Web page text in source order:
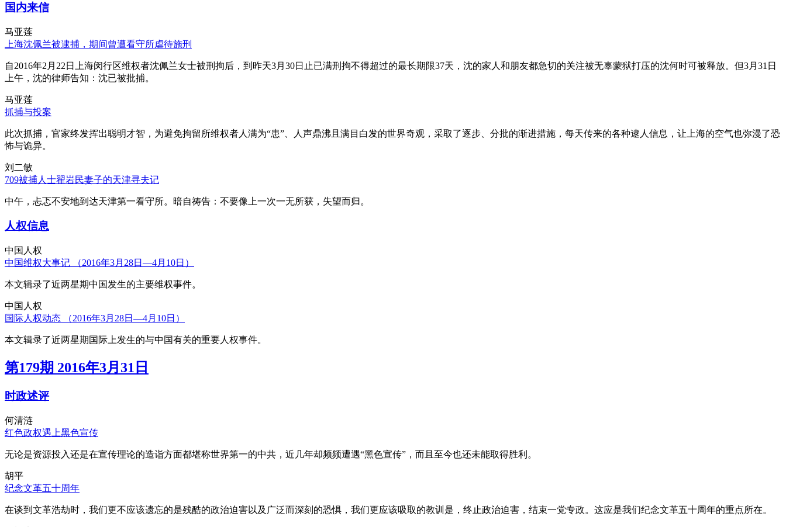
国内来信
马亚莲
上海沈佩兰被逮捕，期间曾遭看守所虐待施刑
自2016年2月22日上海闵行区维权者沈佩兰女士被刑拘后，到昨天3月30日止已满刑拘不得超过的最长期限37天，沈的家人和朋友都急切的关注被无辜蒙狱打压的沈何时可被释放。但3月31日
上午，沈的律师告知：沈已被批捕。
马亚莲
抓捕与投案
此次抓捕，官家终发挥出聪明才智，为避免拘留所维权者人满为“患”、人声鼎沸且满目白发的世界奇观，采取了逐步、分批的渐进措施，每天传来的各种逮人信息，让上海的空气也弥漫了恐
怖与诡异。
刘二敏
709被捕人士翟岩民妻子的天津寻夫记
中午，忐忑不安地到达天津第一看守所。暗自祷告：不要像上一次一无所获，失望而归。
人权信息
中国人权
中国维权大事记 （2016年3月28日—4月10日）
本文辑录了近两星期中国发生的主要维权事件。
中国人权
国际人权动态 （2016年3月28日—4月10日）
本文辑录了近两星期国际上发生的与中国有关的重要人权事件。
第179期 2016年3月31日
时政述评
何清涟
红色政权遇上黑色宣传
无论是资源投入还是在宣传理论的造诣方面都堪称世界第一的中共，近几年却频频遭遇“黑色宣传”，而且至今也还未能取得胜利。
胡平
纪念文革五十周年
在谈到文革浩劫时，我们更不应该遗忘的是残酷的政治迫害以及广泛而深刻的恐惧，我们更应该吸取的教训是，终止政治迫害，结束一党专政。这应是我们纪念文革五十周年的重点所在。